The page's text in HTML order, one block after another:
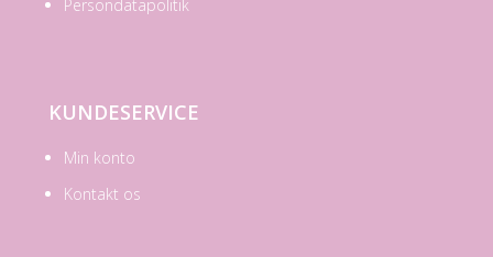
Persondatapolitik
KUNDESERVICE
Min konto
Kontakt os